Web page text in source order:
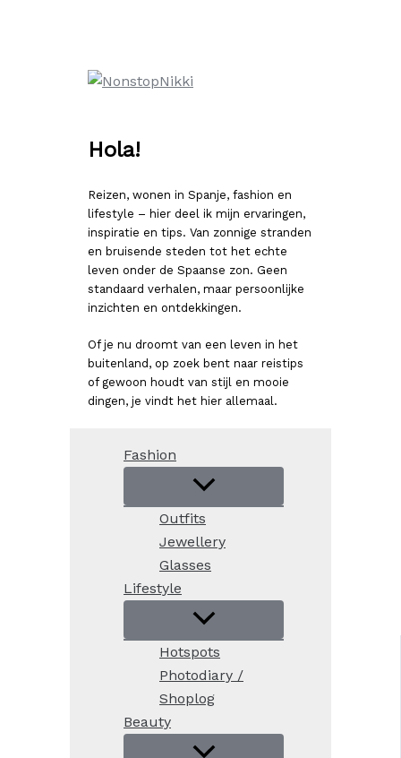
Hola!
Reizen, wonen in Spanje, fashion en
lifestyle – hier deel ik mijn ervaringen,
inspiratie en tips. Van zonnige stranden
en bruisende steden tot het echte
leven onder de Spaanse zon. Geen
standaard verhalen, maar persoonlijke
inzichten en ontdekkingen.
Of je nu droomt van een leven in het
buitenland, op zoek bent naar reistips
of gewoon houdt van stijl en mooie
dingen, je vindt het hier allemaal.
Fashion
Outfits
Jewellery
Glasses
Lifestyle
Hotspots
Photodiary /
Shoplog
Beauty